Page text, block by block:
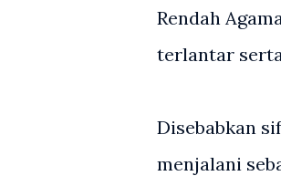
Rendah
terlantar
Disebabkan
menjalani